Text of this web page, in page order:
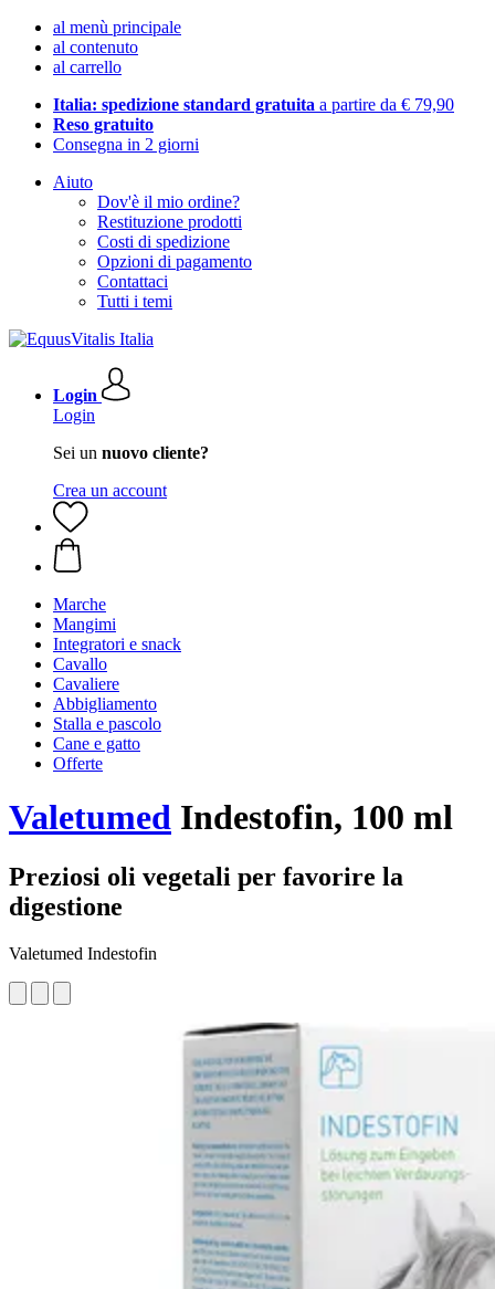
al menù principale
al contenuto
al carrello
Italia: spedizione standard gratuita a partire da € 79,90
Reso gratuito
Consegna in 2 giorni
Aiuto
Dov'è il mio ordine?
Restituzione prodotti
Costi di spedizione
Opzioni di pagamento
Contattaci
Tutti i temi
Login
Login
Sei un nuovo cliente?
Crea un account
Marche
Mangimi
Integratori e snack
Cavallo
Cavaliere
Abbigliamento
Stalla e pascolo
Cane e gatto
Offerte
Valetumed Indestofin, 100 ml
Preziosi oli vegetali per favorire la
digestione
Valetumed Indestofin